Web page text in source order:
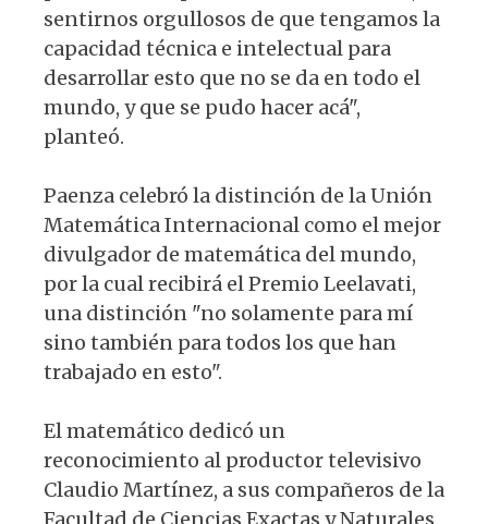
sentirnos orgullosos de que tengamos la
capacidad técnica e intelectual para
desarrollar esto que no se da en todo el
mundo, y que se pudo hacer acá",
planteó.
Paenza celebró la distinción de la Unión
Matemática Internacional como el mejor
divulgador de matemática del mundo,
por la cual recibirá el Premio Leelavati,
una distinción "no solamente para mí
sino también para todos los que han
trabajado en esto".
El matemático dedicó un
reconocimiento al productor televisivo
Claudio Martínez, a sus compañeros de la
Facultad de Ciencias Exactas y Naturales,